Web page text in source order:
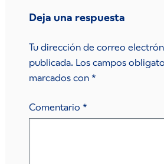
Deja una respuesta
Tu dirección de correo
publicada. Los campos
marcados con *
Comentario *